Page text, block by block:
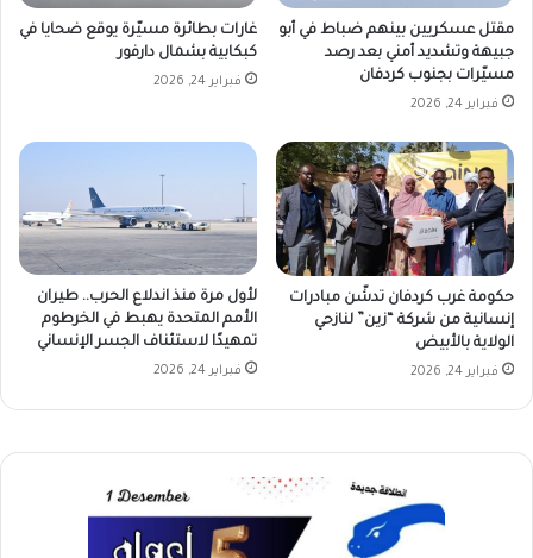
مقتل عسكريين بينهم ضباط في أبو
جبيهة وتشديد أمني بعد رصد
مسيّرات بجنوب كردفان
فبراير 24, 2026
غارات بطائرة مسيّرة يوقع ضحايا في
كبكابية بشمال دارفور
فبراير 24, 2026
حكومة غرب كردفان تدشّن مبادرات
إنسانية من شركة “زين” لنازحي
الولاية بالأبيض
فبراير 24, 2026
لأول مرة منذ اندلاع الحرب.. طيران
الأمم المتحدة يهبط في الخرطوم
تمهيدًا لاستئناف الجسر الإنساني
فبراير 24, 2026